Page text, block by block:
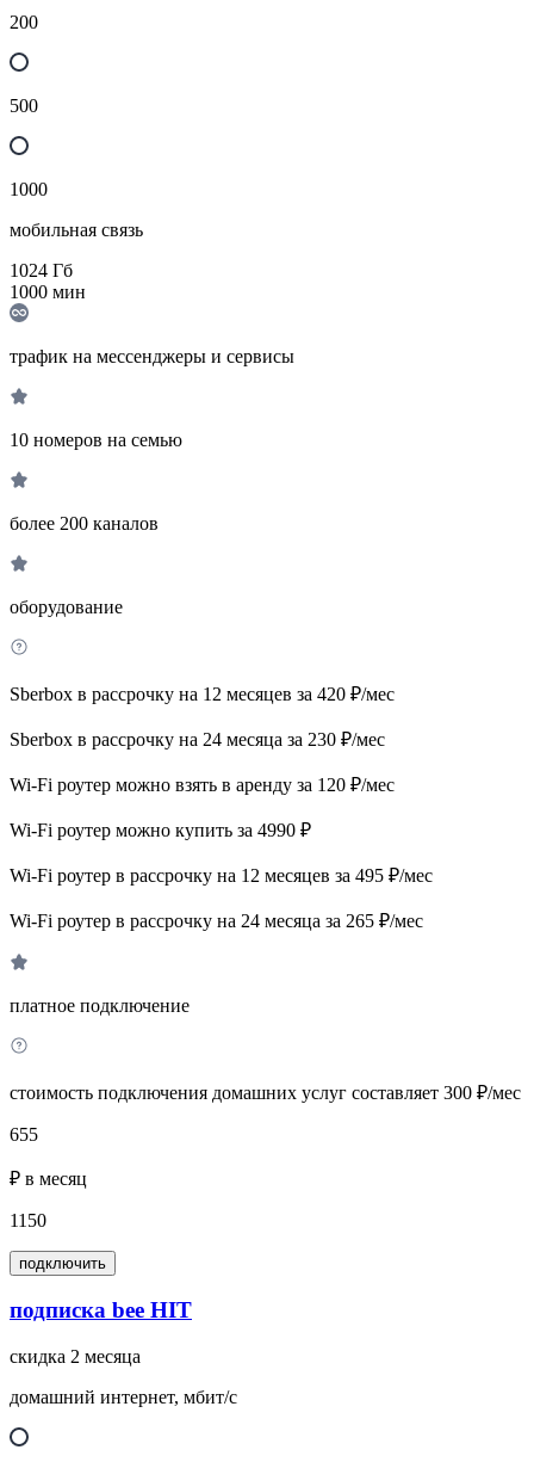
200
500
1000
мобильная связь
1024 Гб
1000 мин
трафик на мессенджеры и сервисы
10 номеров на семью
более 200 каналов
оборудование
Sberbox в рассрочку на 12 месяцев за 420 ₽/мес
Sberbox в рассрочку на 24 месяца за 230 ₽/мес
Wi-Fi роутер можно взять в аренду за 120 ₽/мес
Wi-Fi роутер можно купить за 4990 ₽
Wi-Fi роутер в рассрочку на 12 месяцев за 495 ₽/мес
Wi-Fi роутер в рассрочку на 24 месяца за 265 ₽/мес
платное подключение
стоимость подключения домашних услуг составляет 300 ₽/мес
655
₽ в месяц
1150
подключить
подписка bee HIT
скидка 2 месяца
домашний интернет, мбит/с